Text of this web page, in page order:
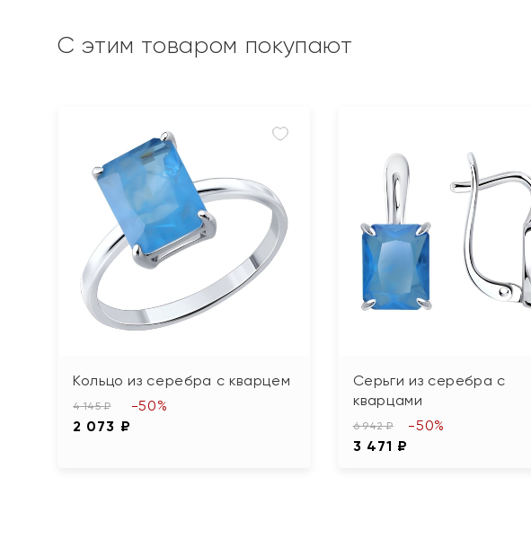
С этим товаром покупают
Кольцо из серебра с кварцем
4 145 ₽
2 073 ₽
-50%
Серьги из серебра с
кварцами
6 942 ₽
3 471 ₽
-50%